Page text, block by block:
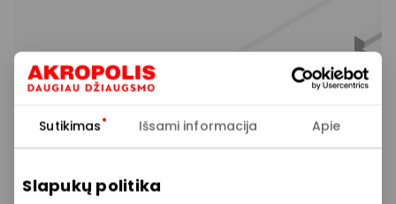
Sutikimas Išsami informacija Apie
Slapukų politika